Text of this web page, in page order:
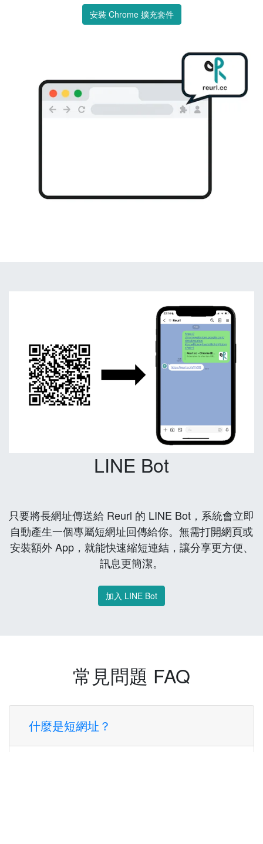
安裝 Chrome 擴充套件
LINE Bot
只要將長網址傳送給 Reurl 的 LINE Bot，系統會立即
自動產生一個專屬短網址回傳給你。無需打開網頁或
安裝額外 App，就能快速縮短連結，讓分享更方便、
訊息更簡潔。
加入 LINE Bot
常見問題 FAQ
什麼是短網址？